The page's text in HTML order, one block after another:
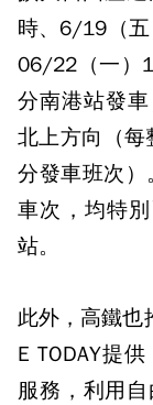
時、6/19（
06/22（一）
分南港站發
北上方向（
分發車班次
車次，均特
站。
此外，高鐵也
E TODAY提
服務，利用